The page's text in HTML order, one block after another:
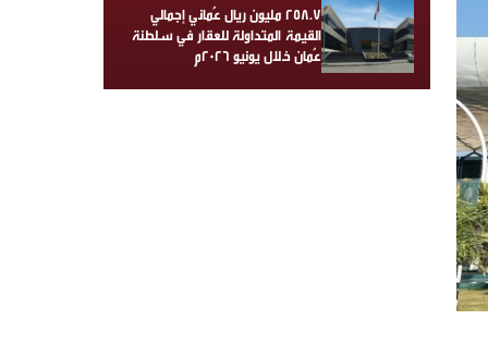
258.7 مليون ريال عُماني إجمالي
القيمة المتداولة للعقار في سلطنة
عُمان خلال يونيو 2026م